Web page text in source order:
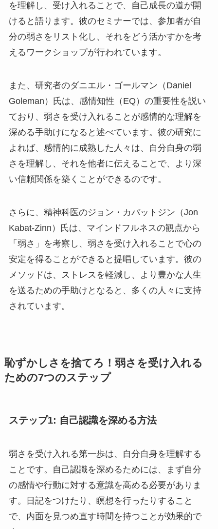
を理解し、受け入れることで、自己成長の道が開
けると語ります。彼のセミナーでは、参加者が自
分の弱さをリスト化し、それをどう活かすかを考
えるワークショップが行われています。
また、研究者のダニエル・ゴールマン（Daniel
Goleman）氏は、感情知性（EQ）の重要性を説い
ており、弱さを受け入れることが感情的な理解を
深める手助けになると述べています。彼の研究に
よれば、感情的に成熟した人々は、自分自身の弱
さを理解し、それを他者に伝えることで、より深
い信頼関係を築くことができるのです。
さらに、精神科医のジョン・カバットジン（Jon
Kabat-Zinn）氏は、マインドフルネスの観点から
「弱さ」を考察し、弱さを受け入れることで心の
安定を得ることができると提唱しています。彼の
メソッドは、ストレスを軽減し、より豊かな人生
を送るための手助けとなると、多くの人々に支持
されています。
恥ずかしさを捨てろ！弱さを受け入れる
ための7つのステップ
ステップ1: 自己認識を深める方法
弱さを受け入れる第一歩は、自分自身を理解する
ことです。自己認識を深めるためには、まず自分
の感情や行動に対する意識を高める必要がありま
す。日記をつけたり、瞑想を行ったりすること
で、内面を見つめ直す時間を持つことが効果的で